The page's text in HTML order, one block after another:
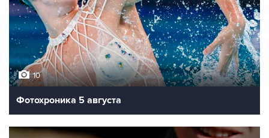
10
Фотохроника 5 августа